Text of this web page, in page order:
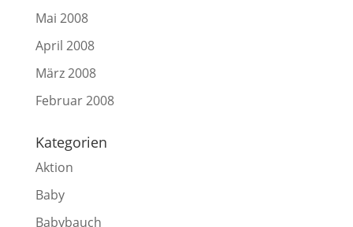
Mai 2008
April 2008
März 2008
Februar 2008
Kategorien
Aktion
Baby
Babybauch